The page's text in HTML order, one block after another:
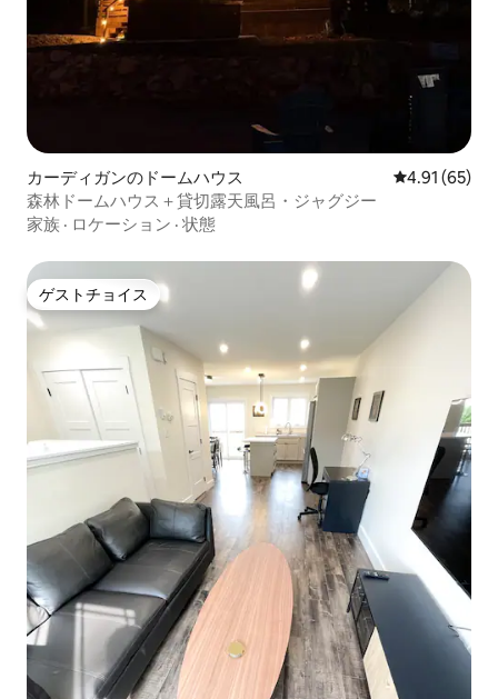
カーディガンのドームハウス レビュー65
4.91 (65)
森林ドームハウス＋貸切露天風呂・ジャグジー
家族 · ロケーション · 状態
ゲストチョイス
ゲストチョイス